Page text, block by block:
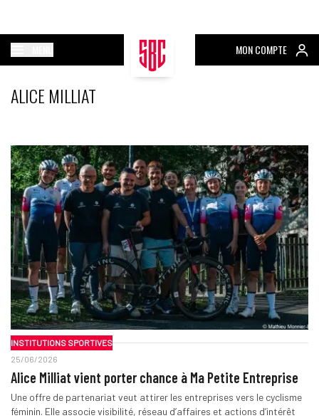
MON COMPTE
ALICE MILLIAT
INSTITUTIONS SPORTIVES
25/06/2026
Alice Milliat vient porter chance à Ma Petite Entreprise
Une offre de partenariat veut attirer les entreprises vers le cyclisme
féminin. Elle associe visibilité, réseau d’affaires et actions d’intérêt